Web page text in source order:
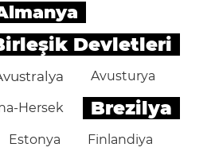
Devletleri
Avusturya
Hersek Brezilya
Estonya Finlandiya